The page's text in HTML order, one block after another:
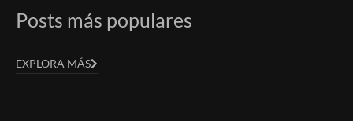
Posts más populares
EXPLORA MÁS